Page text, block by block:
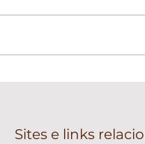
Sites e links